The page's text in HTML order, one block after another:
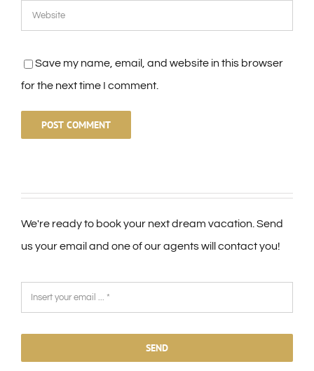
Save my name, email, and website in this browser
for the next time I comment.
We're ready to book your next dream vacation. Send
us your email and one of our agents will contact you!
SEND